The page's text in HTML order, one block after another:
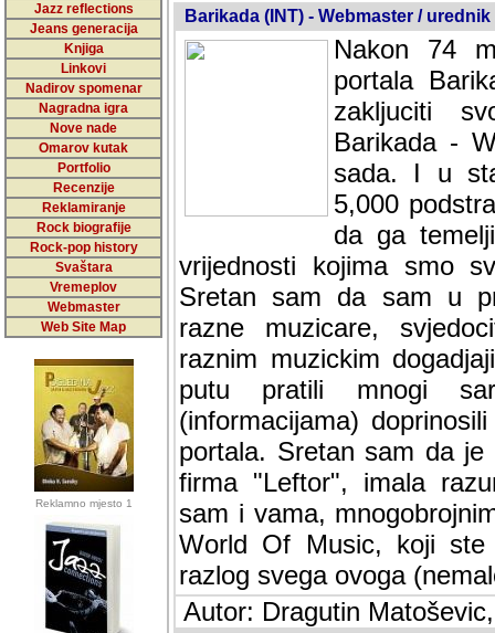
Jazz reflections
Jeans generacija
Knjiga
Linkovi
Nadirov spomenar
Nagradna igra
Nove nade
Omarov kutak
Portfolio
Recenzije
Reklamiranje
Rock biografije
Rock-pop history
Svaštara
Vremeplov
Webmaster
Web Site Map
Reklamno mjesto 1
Barikada (INT) - Webmaster / urednik
Nakon 74
portala
zakljuciti
Barikada -
sada. I u
5,000
da ga
vrijednosti kojima smo
Sretan sam da sam u
muzicare, svjedociti
muzickim dogadjajima...
mnogi saradnici koji
doprinosili vrijednosti i
sam da je i moj web
imala razumijevanja za
mnogobrojnim
Music, koji ste ga
ovoga (nemalog) rada.
Autor: Dragutin